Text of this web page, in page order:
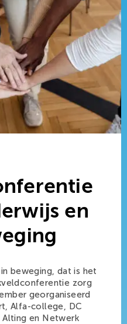
en
beweging, dat is het
zorg
georganiseerd
Alfa-college, DC
Alting en Netwerk